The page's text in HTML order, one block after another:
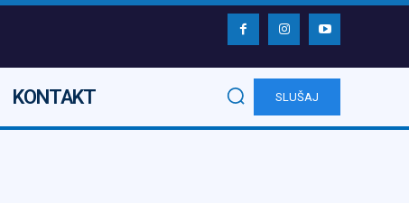
KONTAKT SLUŠAJ